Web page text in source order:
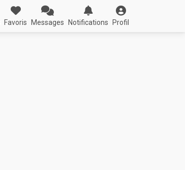
Favoris Messages Notifications Profil